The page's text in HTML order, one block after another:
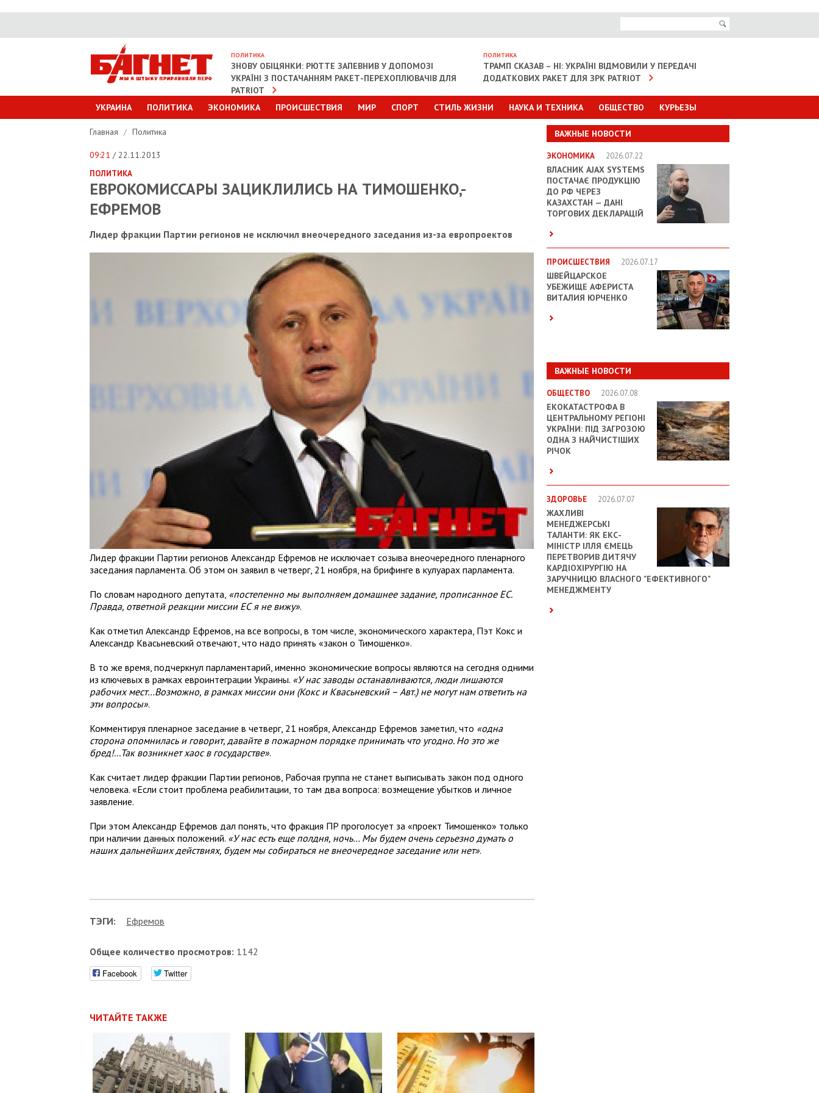
ПОЛИТИКА
ЗНОВУ ОБІЦЯНКИ: РЮТТЕ ЗАПЕВНИВ У ДОПОМОЗІ
УКРАЇНІ З ПОСТАЧАННЯМ РАКЕТ-ПЕРЕХОПЛЮВАЧІВ ДЛЯ
PATRIOT
ПОЛИТИКА
ТРАМП СКАЗАВ – НІ: УКРАЇНІ ВІДМОВИЛИ У ПЕРЕДАЧІ
ДОДАТКОВИХ РАКЕТ ДЛЯ ЗРК PATRIOT
УКРАИНА ПОЛИТИКА ЭКОНОМИКА ПРОИСШЕСТВИЯ МИР СПОРТ СТИЛЬ ЖИЗНИ НАУКА И ТЕХНИКА ОБЩЕСТВО КУРЬЕЗЫ
ВАЖНЫЕ НОВОСТИ
ЭКОНОМИКА 2026.07.22
ВЛАСНИК AJAX SYSTEMS
ПОСТАЧАЄ ПРОДУКЦІЮ
ДО РФ ЧЕРЕЗ
КАЗАХСТАН — ДАНІ
ТОРГОВИХ ДЕКЛАРАЦІЙ
ПРОИСШЕСТВИЯ 2026.07.17
ШВЕЙЦАРСКОЕ
УБЕЖИЩЕ АФЕРИСТА
ВИТАЛИЯ ЮРЧЕНКО
ВАЖНЫЕ НОВОСТИ
ОБЩЕСТВО 2026.07.08
ЕКОКАТАСТРОФА В
ЦЕНТРАЛЬНОМУ РЕГІОНІ
УКРАЇНИ: ПІД ЗАГРОЗОЮ
ОДНА З НАЙЧИСТІШИХ
РІЧОК
ЗДОРОВЬЕ 2026.07.07
ЖАХЛИВІ
МЕНЕДЖЕРСЬКІ
ТАЛАНТИ: ЯК ЕКС-
МІНІСТР ІЛЛЯ ЄМЕЦЬ
ПЕРЕТВОРИВ ДИТЯЧУ
КАРДІОХІРУРГІЮ НА
ЗАРУЧНИЦЮ ВЛАСНОГО "ЕФЕКТИВНОГО"
МЕНЕДЖМЕНТУ
Главная / Политика
09:21 / 22.11.2013
ПОЛИТИКА
ЕВРОКОМИССАРЫ ЗАЦИКЛИЛИСЬ НА ТИМОШЕНКО,-
ЕФРЕМОВ
Лидер фракции Партии регионов не исключил внеочередного заседания из-за европроектов
Лидер фракции Партии регионов Александр Ефремов не исключает созыва внеочередного пленарного
заседания парламента. Об этом он заявил в четверг, 21 ноября, на брифинге в кулуарах парламента.
По словам народного депутата, «постепенно мы выполняем домашнее задание, прописанное ЕС.
Правда, ответной реакции миссии ЕС я не вижу».
Как отметил Александр Ефремов, на все вопросы, в том числе, экономического характера, Пэт Кокс и
Александр Квасьневский отвечают, что надо принять «закон о Тимошенко».
В то же время, подчеркнул парламентарий, именно экономические вопросы являются на сегодня одними
из ключевых в рамках евроинтеграции Украины. «У нас заводы останавливаются, люди лишаются
рабочих мест…Возможно, в рамках миссии они (Кокс и Квасьневский – Авт.) не могут нам ответить на
эти вопросы».
Комментируя пленарное заседание в четверг, 21 ноября, Александр Ефремов заметил, что «одна
сторона опомнилась и говорит, давайте в пожарном порядке принимать что угодно. Но это же
бред!...Так возникнет хаос в государстве».
Как считает лидер фракции Партии регионов, Рабочая группа не станет выписывать закон под одного
человека. «Если стоит проблема реабилитации, то там два вопроса: возмещение убытков и личное
заявление.
При этом Александр Ефремов дал понять, что фракция ПР проголосует за «проект Тимошенко» только
при наличии данных положений. «У нас есть еще полдня, ночь… Мы будем очень серьезно думать о
наших дальнейших действиях, будем мы собираться не внеочередное заседание или нет».
ТЭГИ: Ефремов
Общее количество просмотров: 1142
Facebook Twitter
ЧИТАЙТЕ ТАКЖЕ